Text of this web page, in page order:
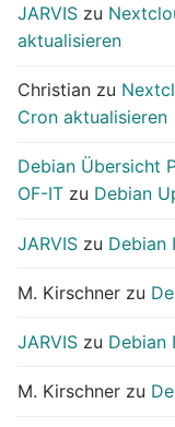
JARVIS zu
aktualisieren
Christian zu
Cron aktualisieren
Debian Übersicht
OF-IT zu Debian
JARVIS zu Debian
M. Kirschner zu
JARVIS zu Debian
M. Kirschner zu